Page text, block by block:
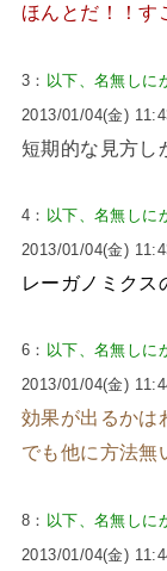
ほんとだ！！す
3： 以下、名無しに
2013/01/04(金)
短期的な見方し
4： 以下、名無しに
2013/01/04(金)
レーガノミクス
6： 以下、名無しに
2013/01/04(金)
効果が出るかは
でも他に方法無
8： 以下、名無しに
2013/01/04(金)